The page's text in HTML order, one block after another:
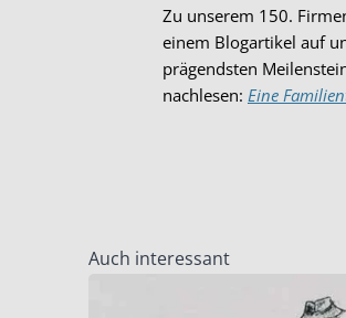
Zu unserem 150.
einem Blogartikel auf
prägendsten
nachlesen:Eine
Auch interessant